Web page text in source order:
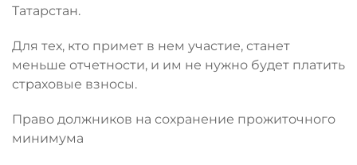
Татарстан.
Для тех, кто примет в нем участие, станет
меньше отчетности, и им не нужно будет платить
страховые взносы.
Право должников на сохранение прожиточного
минимума